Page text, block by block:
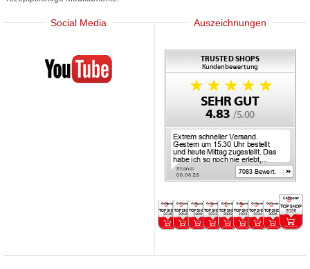
Social Media
Mediherz
Auszeichnungen